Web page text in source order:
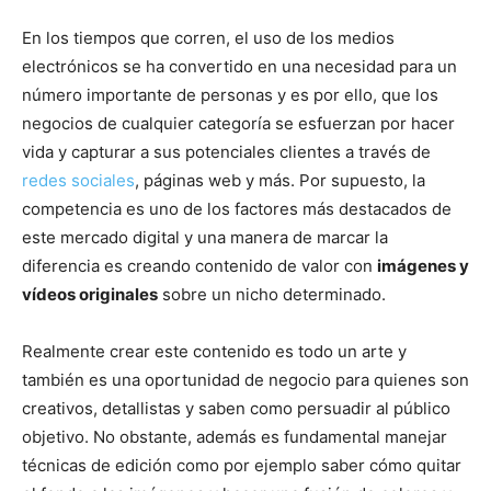
En los tiempos que corren, el uso de los medios
electrónicos se ha convertido en una necesidad para un
número importante de personas y es por ello, que los
negocios de cualquier categoría se esfuerzan por hacer
vida y capturar a sus potenciales clientes a través de
redes sociales, páginas web y más. Por supuesto, la
competencia es uno de los factores más destacados de
este mercado digital y una manera de marcar la
diferencia es creando contenido de valor con imágenes y
vídeos originales sobre un nicho determinado.
Realmente crear este contenido es todo un arte y
también es una oportunidad de negocio para quienes son
creativos, detallistas y saben como persuadir al público
objetivo. No obstante, además es fundamental manejar
técnicas de edición como por ejemplo saber cómo quitar